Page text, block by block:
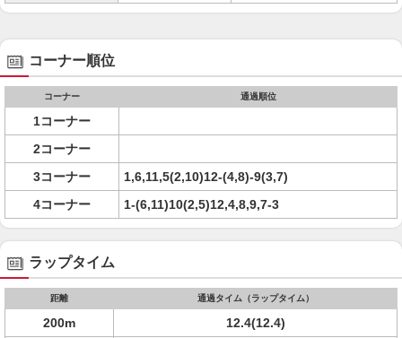
コーナー順位
コーナー 通過順位
1コーナー
2コーナー
3コーナー
1,6,11,5(2,10)12-(4,8)-9(3,7)
4コーナー
1-(6,11)10(2,5)12,4,8,9,7-3
ラップタイム
距離 通過タイム（ラップタイム）
200m
12.4(12.4)